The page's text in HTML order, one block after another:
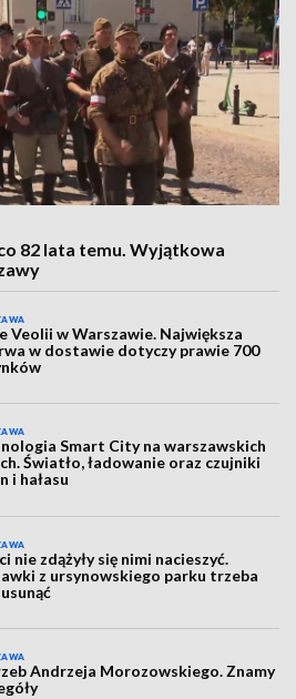
82 lata temu. Wyjątkowa
Veolii w Warszawie. Największa
w dostawie dotyczy prawie 700
Smart City na warszawskich
Światło, ładowanie oraz czujniki
i hałasu
nie zdążyły się nimi nacieszyć.
z ursynowskiego parku trzeba
Andrzeja Morozowskiego. Znamy